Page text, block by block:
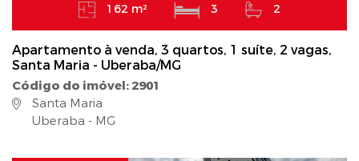
162 m² 3 2
Apartamento à venda, 3 quartos, 1 suíte, 2 vagas,
Santa Maria - Uberaba/MG
Código do imóvel: 2901
Santa Maria
Uberaba - MG